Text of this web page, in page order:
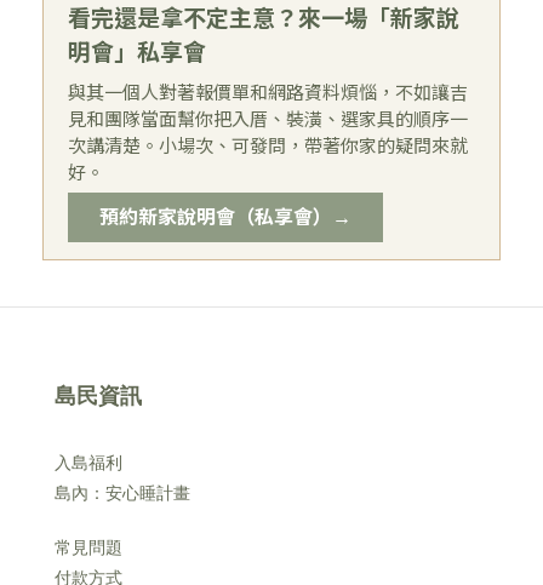
看完還是拿不定主意？來一場「新家說
明會」私享會
與其一個人對著報價單和網路資料煩惱，不如讓吉
見和團隊當面幫你把入厝、裝潢、選家具的順序一
次講清楚。小場次、可發問，帶著你家的疑問來就
好。
預約新家說明會（私享會）→
島民資訊
入島福利
島內：安心睡計畫
常見問題
付款方式